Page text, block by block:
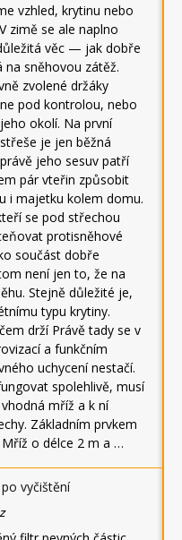
vzhled, krytinu nebo
zimě se ale naplno
věc — jak dobře
sněhovou zátěž.
zvolené držáky
pod kontrolou, nebo
okolí. Na první
je jen běžná
jeho sesuv patří
pár vteřin způsobit
i majetku kolem domu.
se pod střechou
protisněhové
součást dobře
není jen to, že na
Stejně důležité je,
typu krytiny.
drží Právě tady se v
a funkčním
uchycení nestačí.
spolehlivě, musí
mříž a k ní
Základním prvkem
o délce 2 m a …
vyčištění